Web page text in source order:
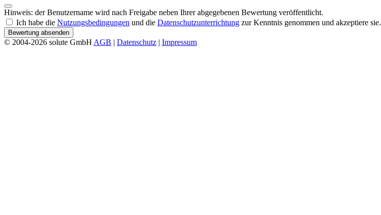
Hinweis: der Benutzername wird nach Freigabe neben Ihrer abgegebenen Bewertung veröffentlicht.
Ich habe die Nutzungsbedingungen und die Datenschutzunterrichtung zur Kenntnis genommen und akzeptiere sie.
Bewertung absenden
© 2004-2026 solute GmbH AGB | Datenschutz | Impressum